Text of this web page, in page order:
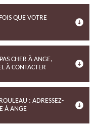
QUE VOTRE
CHER À ANGE,
À CONTACTER
: ADRESSEZ-
À ANGE